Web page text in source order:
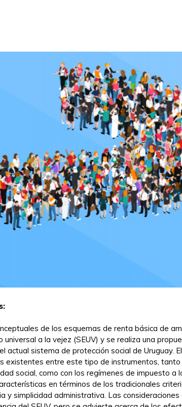
de los esquemas de renta básica de
a la vejez (SEUV) y se realiza una
actual sistema de protección social de Uruguay.
existentes entre este tipo de instrumentos, tanto
social, como con los regímenes de impuesto a
en términos de los tradicionales
y simplicidad administrativa. Las